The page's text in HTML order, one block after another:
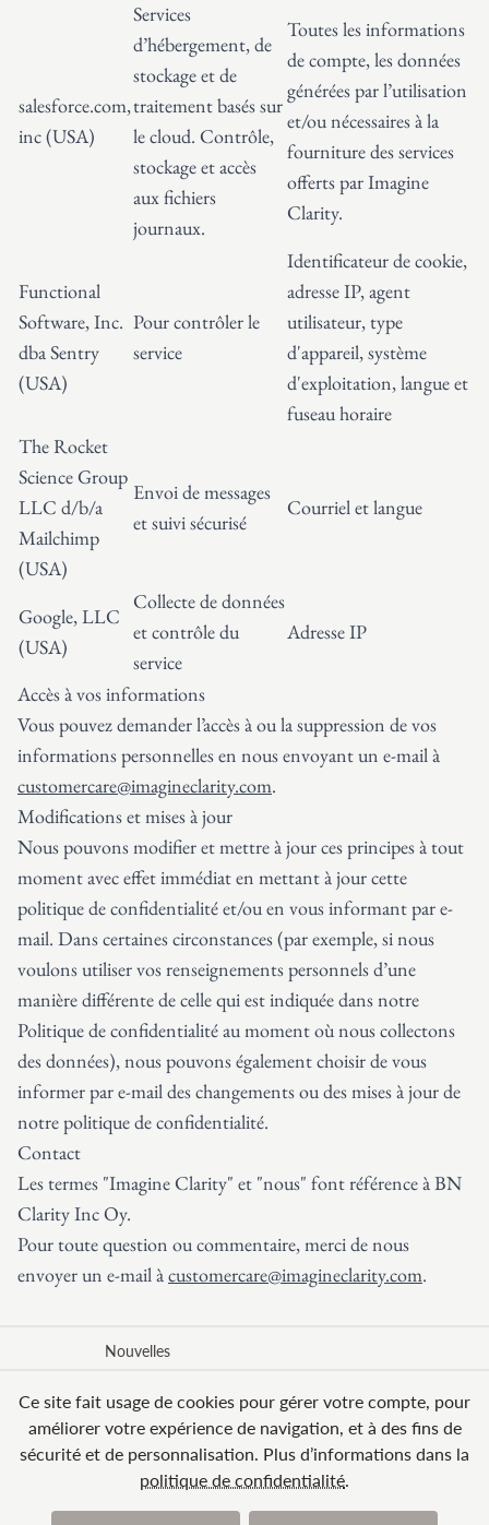
salesforce.com,
inc (USA)
Services
d’hébergement, de
stockage et de
traitement basés sur
le cloud. Contrôle,
stockage et accès
aux fichiers
journaux.
Toutes les informations
de compte, les données
générées par l’utilisation
et/ou nécessaires à la
fourniture des services
offerts par Imagine
Clarity.
Functional
Software, Inc.
dba Sentry
(USA)
Pour contrôler le
service
Identificateur de cookie,
adresse IP, agent
utilisateur, type
d'appareil, système
d'exploitation, langue et
fuseau horaire
The Rocket
Science Group
LLC d/b/a
Mailchimp
(USA)
Envoi de messages
et suivi sécurisé
Courriel et langue
Google, LLC
(USA)
Collecte de données
et contrôle du
service
Adresse IP
Accès à vos informations
Vous pouvez demander l’accès à ou la suppression de vos
informations personnelles en nous envoyant un e-mail à
customercare@imagineclarity.com.
Modifications et mises à jour
Nous pouvons modifier et mettre à jour ces principes à tout
moment avec effet immédiat en mettant à jour cette
politique de confidentialité et/ou en vous informant par e-
mail. Dans certaines circonstances (par exemple, si nous
voulons utiliser vos renseignements personnels d’une
manière différente de celle qui est indiquée dans notre
Politique de confidentialité au moment où nous collectons
des données), nous pouvons également choisir de vous
informer par e-mail des changements ou des mises à jour de
notre politique de confidentialité.
Contact
Les termes "Imagine Clarity" et "nous" font référence à BN
Clarity Inc Oy.
Pour toute question ou commentaire, merci de nous
envoyer un e-mail àcustomercare@imagineclarity.com.
Nouvelles
Formules d’adhésion
Offrir Imagine Clarity
Télécharger dans
l’App Store
Disponible sur
Google Play
Ce site fait usage de cookies pour gérer votre compte, pour
améliorer votre expérience de navigation, et à des fins de
sécurité et de personnalisation. Plus d’informations dans la
politique de confidentialité.